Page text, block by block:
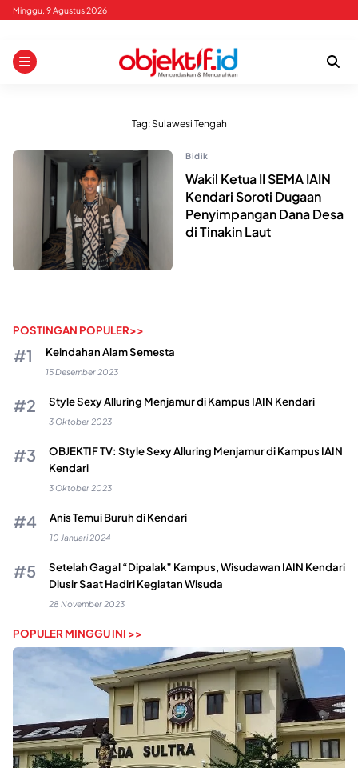
Skip
content
Minggu, 9 Agustus 2026
Tag:Sulawesi Tengah
Bidik
Wakil Ketua II SEMA IAIN
Kendari Soroti Dugaan
Penyimpangan Dana Desa
di Tinakin Laut
POSTINGAN POPULER>>
Keindahan Alam Semesta
15 Desember 2023
Style Sexy Alluring Menjamur di Kampus IAIN Kendari
3 Oktober 2023
OBJEKTIF TV: Style Sexy Alluring Menjamur di Kampus IAIN
Kendari
3 Oktober 2023
Anis Temui Buruh di Kendari
10 Januari 2024
Setelah Gagal “Dipalak” Kampus, Wisudawan IAIN Kendari
Diusir Saat Hadiri Kegiatan Wisuda
28 November 2023
POPULER MINGGU INI >>